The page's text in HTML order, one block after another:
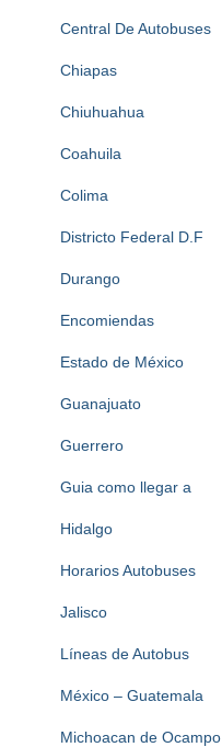
Central De Autobuses
Chiapas
Chiuhuahua
Coahuila
Colima
Districto Federal D.F
Durango
Encomiendas
Estado de México
Guanajuato
Guerrero
Guia como llegar a
Hidalgo
Horarios Autobuses
Jalisco
Líneas de Autobus
México – Guatemala
Michoacan de Ocampo